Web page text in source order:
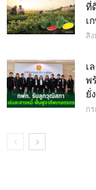
ที่
เ
สิ
เ
พ
ยั่
ก